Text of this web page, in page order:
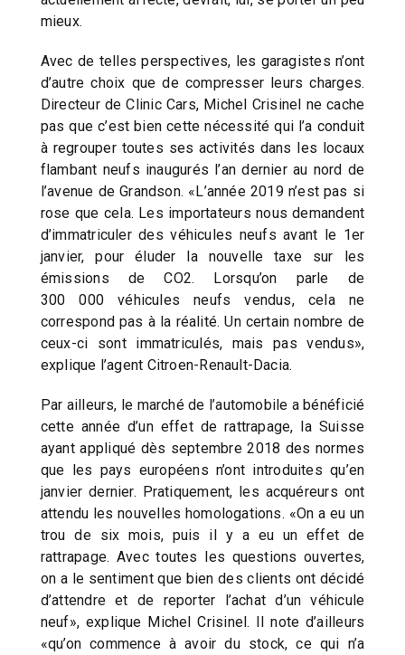
mieux.
Avec de telles perspectives, les garagistes n’ont
d’autre choix que de compresser leurs charges.
Directeur de Clinic Cars, Michel Crisinel ne cache
pas que c’est bien cette nécessité qui l’a conduit
à regrouper toutes ses activités dans les locaux
flambant neufs inaugurés l’an dernier au nord de
l’avenue de Grandson. «L’année 2019 n’est pas si
rose que cela. Les importateurs nous demandent
d’immatriculer des véhicules neufs avant le 1er
janvier, pour éluder la nouvelle taxe sur les
émissions de CO2. Lorsqu’on parle de
300 000 véhicules neufs vendus, cela ne
correspond pas à la réalité. Un certain nombre de
ceux-ci sont immatriculés, mais pas vendus»,
explique l’agent Citroen-Renault-Dacia.
Par ailleurs, le marché de l’automobile a bénéficié
cette année d’un effet de rattrapage, la Suisse
ayant appliqué dès septembre 2018 des normes
que les pays européens n’ont introduites qu’en
janvier dernier. Pratiquement, les acquéreurs ont
attendu les nouvelles homologations. «On a eu un
trou de six mois, puis il y a eu un effet de
rattrapage. Avec toutes les questions ouvertes,
on a le sentiment que bien des clients ont décidé
d’attendre et de reporter l’achat d’un véhicule
neuf», explique Michel Crisinel. Il note d’ailleurs
«qu’on commence à avoir du stock, ce qui n’a